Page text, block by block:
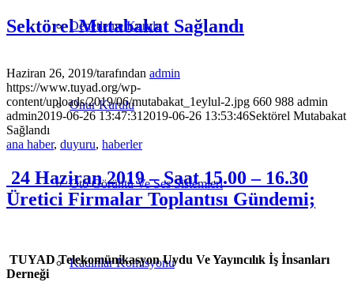
Denetleme Kurulu
Onur Kurulu
Oto Görüntü Ve Ses Sistemleri
Kadınlar Komisyonu
Sektörel Mutabakat Sağlandı
Haziran 26, 2019/tarafından admin
https://www.tuyad.org/wp-
content/uploads/2019/06/mutabakat_1eylul-2.jpg 660 988 admin
admin2019-06-26 13:47:312019-06-26 13:53:46Sektörel Mutabakat
Sağlandı
ana haber, duyuru, haberler
24 Haziran 2019 – Saat 15.00 – 16.30
Üretici Firmalar Toplantısı Gündemi;
TUYADTelekomünikasyon Uydu Ve Yayıncılık İş İnsanları
Derneği